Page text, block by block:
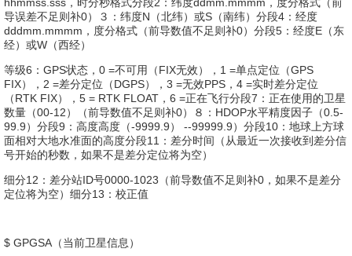
导误差不足则补0）３：纬度N（北纬）或S（南纬）分段4：经度
dddmm.mmmm，度分格式（前导数值不足则补0）分段5：经度E（东
经）或W（西经）
等级6：GPS状态，0 =不可用（FIX无效），1 =单点定位（GPS
FIX），2 =差分定位（DGPS），3 =无效PPS，4 =实时差分定位
（RTK FIX），5 = RTK FLOAT，6 =正在飞行分段7：正在使用的卫星
数量（00-12）（前导数值不足则补0）８：HDOP水平精度因子（0.5-
99.9）分段9：高度高度（-9999.9） --99999.9）分段10：地球上方球
面相对大地水准面的高度分段11：差分时间（从最近一次接收到差分信
号开始的秒数，如果不是差分定位将为空）
细分12：差分站ID号0000-1023（前导数值不足则补0，如果不是差分
定位将为空）细分13：校正值
$ GPGSA（当前卫星信息）